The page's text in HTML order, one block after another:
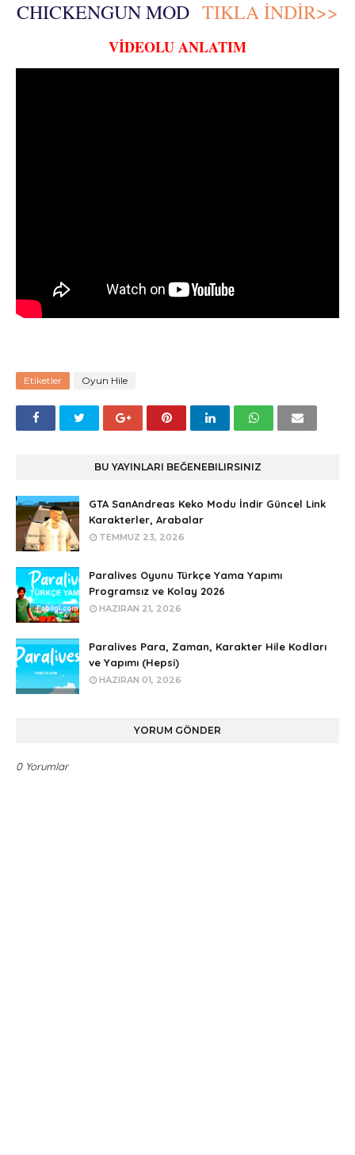
CHICKENGUN MOD TIKLA İNDİR>>
VİDEOLU ANLATIM
Etiketler Oyun Hile
BU YAYINLARI BEĞENEBILIRSINIZ
GTA SanAndreas Keko Modu İndir Güncel Link
Karakterler, Arabalar
TEMMUZ 23, 2026
Paralives Oyunu Türkçe Yama Yapımı
Programsız ve Kolay 2026
HAZIRAN 21, 2026
Paralives Para, Zaman, Karakter Hile Kodları
ve Yapımı (Hepsi)
HAZIRAN 01, 2026
YORUM GÖNDER
0 Yorumlar